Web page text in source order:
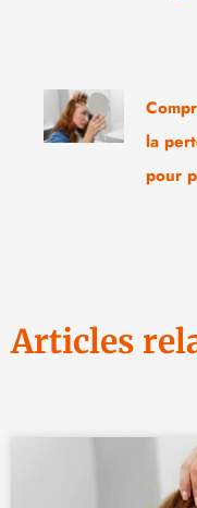
la
pour
Articles